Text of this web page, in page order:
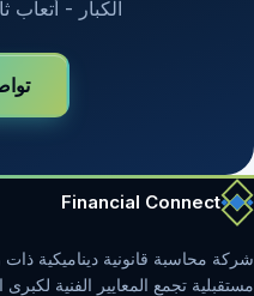
الكبار - أتعاب
Financial Connect
شركة محاسبة قانونية ديناميكية ذات
مستقبلية تجمع المعايير الفنية